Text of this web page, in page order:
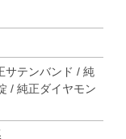
サテンバンド / 純
/ 純正ダイヤモン